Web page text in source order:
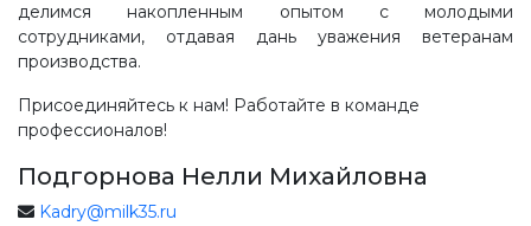
делимся накопленным опытом с молодыми
сотрудниками, отдавая дань уважения ветеранам
производства.
Присоединяйтесь к нам! Работайте в команде
профессионалов!
Подгорнова Нелли Михайловна
Kadry@milk35.ru